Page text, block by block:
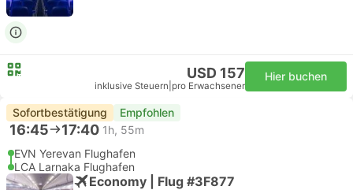
USD 157
inklusive Steuern pro Erwachsener
Hier buchen
Sofortbestätigung Empfohlen
16:45 17:40 1h, 55m
EVN Yerevan Flughafen
LCA Larnaka Flughafen
Economy | Flug #3F877